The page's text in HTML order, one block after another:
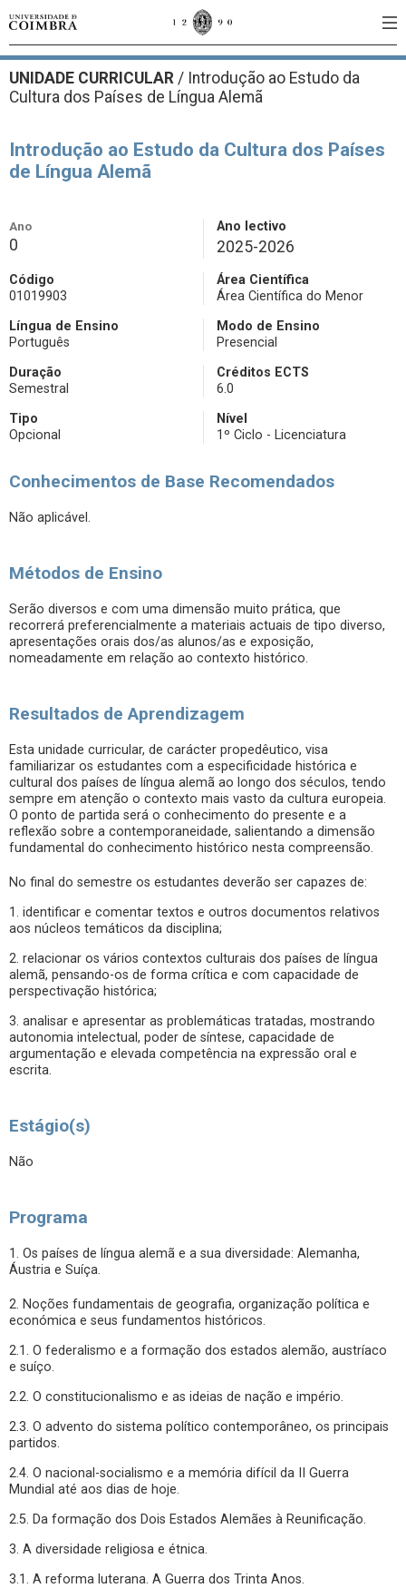
UNIDADE CURRICULAR / Introdução ao Estudo da
Cultura dos Países de Língua Alemã
Introdução ao Estudo da Cultura dos Países
de Língua Alemã
Ano
0
Ano lectivo
2025-2026
Código
01019903
Área Científica
Área Científica do Menor
Língua de Ensino
Português
Modo de Ensino
Presencial
Duração
Semestral
Créditos ECTS
6.0
Tipo
Opcional
Nível
1º Ciclo - Licenciatura
Conhecimentos de Base Recomendados
Não aplicável.
Métodos de Ensino
Serão diversos e com uma dimensão muito prática, que
recorrerá preferencialmente a materiais actuais de tipo diverso,
apresentações orais dos/as alunos/as e exposição,
nomeadamente em relação ao contexto histórico.
Resultados de Aprendizagem
Esta unidade curricular, de carácter propedêutico, visa
familiarizar os estudantes com a especificidade histórica e
cultural dos países de língua alemã ao longo dos séculos, tendo
sempre em atenção o contexto mais vasto da cultura europeia.
O ponto de partida será o conhecimento do presente e a
reflexão sobre a contemporaneidade, salientando a dimensão
fundamental do conhecimento histórico nesta compreensão.
No final do semestre os estudantes deverão ser capazes de:
1. identificar e comentar textos e outros documentos relativos
aos núcleos temáticos da disciplina;
2. relacionar os vários contextos culturais dos países de língua
alemã, pensando-os de forma crítica e com capacidade de
perspectivação histórica;
3. analisar e apresentar as problemáticas tratadas, mostrando
autonomia intelectual, poder de síntese, capacidade de
argumentação e elevada competência na expressão oral e
escrita.
Estágio(s)
Não
Programa
1. Os países de língua alemã e a sua diversidade: Alemanha,
Áustria e Suíça.
2. Noções fundamentais de geografia, organização política e
económica e seus fundamentos históricos.
2.1. O federalismo e a formação dos estados alemão, austríaco
e suíço.
2.2. O constitucionalismo e as ideias de nação e império.
2.3. O advento do sistema político contemporâneo, os principais
partidos.
2.4. O nacional-socialismo e a memória difícil da II Guerra
Mundial até aos dias de hoje.
2.5. Da formação dos Dois Estados Alemães à Reunificação.
3. A diversidade religiosa e étnica.
3.1. A reforma luterana. A Guerra dos Trinta Anos.